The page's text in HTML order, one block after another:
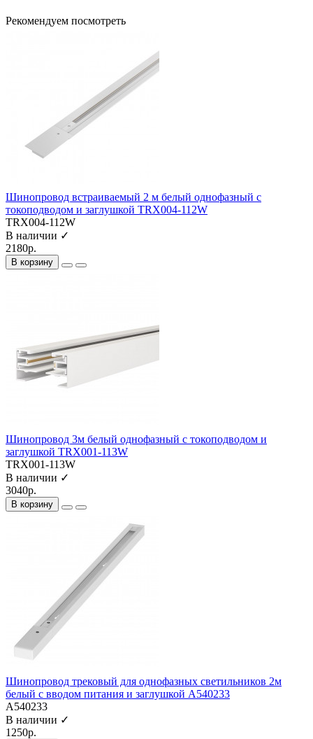
Рекомендуем посмотреть
Шинопровод встраиваемый 2 м белый однофазный с
токоподводом и заглушкой TRX004-112W
TRX004-112W
В наличии ✓
2180р.
В корзину
Шинопровод 3м белый однофазный с токоподводом и
заглушкой TRX001-113W
TRX001-113W
В наличии ✓
3040р.
В корзину
Шинопровод трековый для однофазных светильников 2м
белый с вводом питания и заглушкой A540233
A540233
В наличии ✓
1250р.